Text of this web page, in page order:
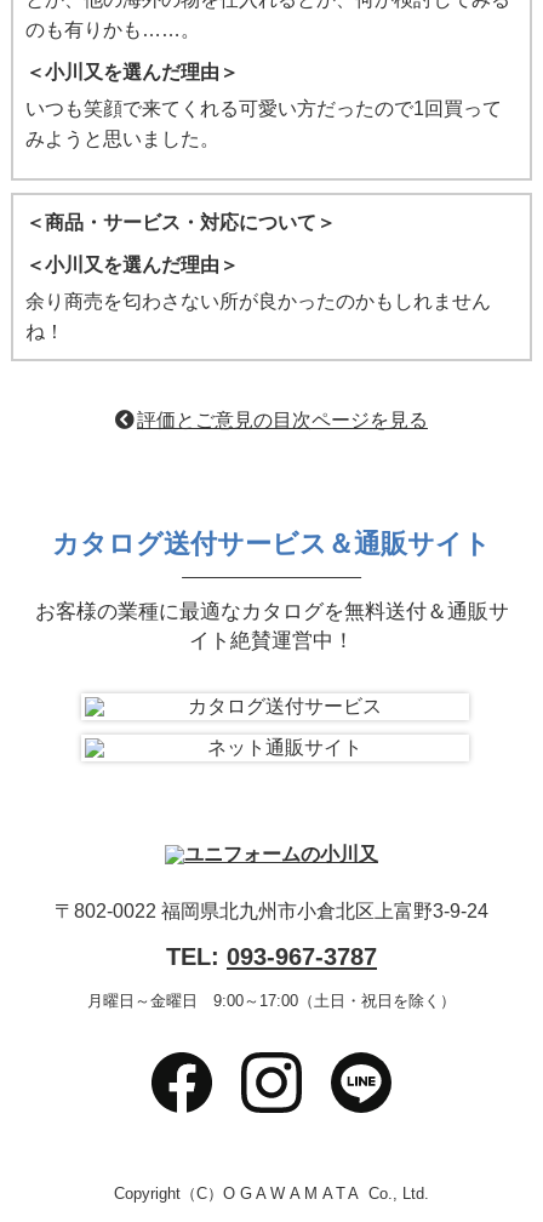
のも有りかも……。
＜小川又を選んだ理由＞
いつも笑顔で来てくれる可愛い方だったので1回買って
みようと思いました。
＜商品・サービス・対応について＞
＜小川又を選んだ理由＞
余り商売を匂わさない所が良かったのかもしれません
ね！
評価とご意見の目次ページを見る
カタログ送付サービス＆通販サイト
お客様の業種に最適なカタログを無料送付＆通販サ
イト絶賛運営中！
〒802-0022 福岡県北九州市小倉北区上富野3-9-24
TEL: 093-967-3787
月曜日～金曜日 9:00～17:00（土日・祝日を除く）
Copyright（C）OGAWAMATA Co., Ltd.